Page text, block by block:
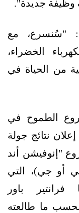
"سُنسرع، مع
الخضراء،
من الحياة في
الطموح في
نتائج جولة
"إنوفيشن أند
أو جي)، التي
باور
بحسب ما طالعته